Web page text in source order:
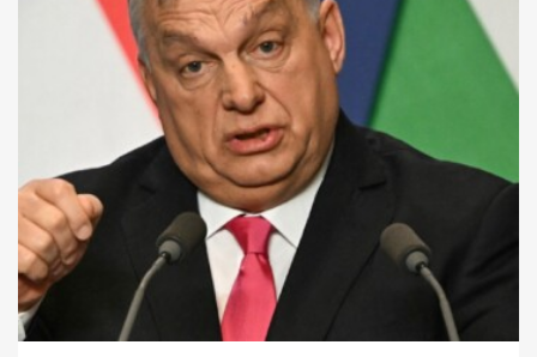
Köztársaságielnök-jelölt:
különös, amit észrevett
Török...